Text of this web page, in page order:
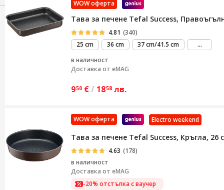
WOW оферта
Тава за печене Tefal Success,
4.81 (340)
25 cm
36 cm 37 cm/41.5 cm ...виж
в наличност
Доставка от eMAG
950 €/ 1858 лв.
Electro weekend
WOW оферта
Тава за печене Tefal Success, Кръгла, 26
4.63 (178)
в наличност
Доставка от eMAG
-20% отстъпка с ваучер